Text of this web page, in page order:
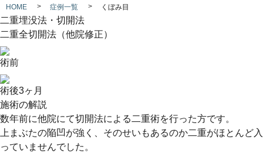
HOME 症例一覧 くぼみ目
二重埋没法・切開法
二重全切開法（他院修正）
術前
術後3ヶ月
施術の解説
数年前に他院にて切開法による二重術を行った方です。
上まぶたの陥凹が強く、そのせいもあるのか二重がほとんど入
っていませんでした。